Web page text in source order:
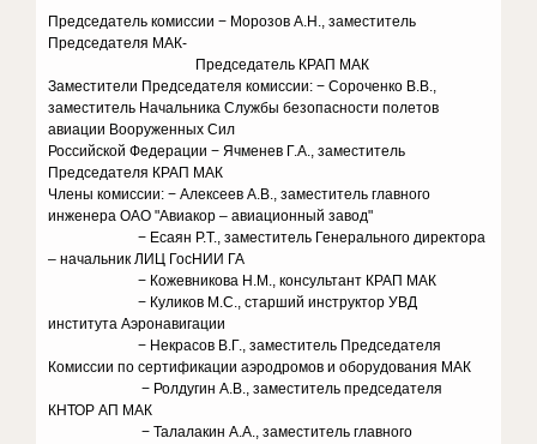
Председатель комиссии − Морозов А.Н., заместитель
Председателя МАК-
Председатель КРАП МАК
Заместители Председателя комиссии: − Сороченко В.В.,
заместитель Начальника Службы безопасности полетов
авиации Вооруженных Сил
Российской Федерации − Ячменев Г.А., заместитель
Председателя КРАП МАК
Члены комиссии: − Алексеев А.В., заместитель главного
инженера ОАО "Авиакор – авиационный завод"
− Есаян Р.Т., заместитель Генерального директора
– начальник ЛИЦ ГосНИИ ГА
− Кожевникова Н.М., консультант КРАП МАК
− Куликов М.С., старший инструктор УВД
института Аэронавигации
− Некрасов В.Г., заместитель Председателя
Комиссии по сертификации аэродромов и оборудования МАК
− Ролдугин А.В., заместитель председателя
КНТОР АП МАК
− Талалакин А.А., заместитель главного